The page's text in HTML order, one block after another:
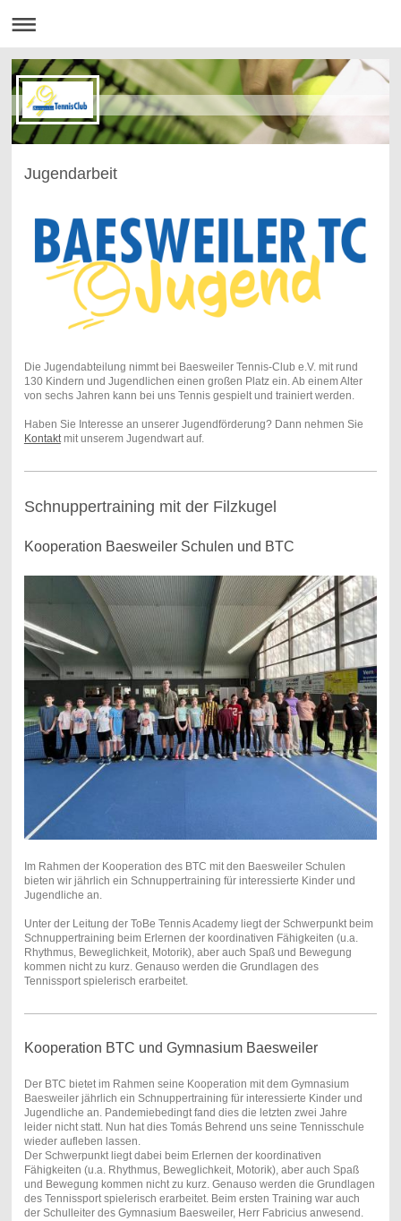
Jugendarbeit
Die Jugendabteilung nimmt bei Baesweiler Tennis-Club e.V. mit rund
130 Kindern und Jugendlichen einen großen Platz ein. Ab einem Alter
von sechs Jahren kann bei uns Tennis gespielt und trainiert werden.
Haben Sie Interesse an unserer Jugendförderung? Dann nehmen Sie
Kontaktmit unserem Jugendwart auf.
Schnuppertraining mit der Filzkugel
Kooperation Baesweiler Schulen und BTC
Im Rahmen der Kooperation des BTC mit den Baesweiler Schulen
bieten wir jährlich ein Schnuppertraining für interessierte Kinder und
Jugendliche an.
Unter der Leitung der ToBe Tennis Academy liegt der Schwerpunkt beim
Schnuppertraining beim Erlernen der koordinativen Fähigkeiten (u.a.
Rhythmus, Beweglichkeit, Motorik), aber auch Spaß und Bewegung
kommen nicht zu kurz. Genauso werden die Grundlagen des
Tennissport spielerisch erarbeitet.
Kooperation BTC und Gymnasium Baesweiler
Der BTC bietet im Rahmen seine Kooperation mit dem Gymnasium
Baesweiler jährlich ein Schnuppertraining für interessierte Kinder und
Jugendliche an. Pandemiebedingt fand dies die letzten zwei Jahre
leider nicht statt. Nun hat dies Tomás Behrend uns seine Tennisschule
wieder aufleben lassen.
Der Schwerpunkt liegt dabei beim Erlernen der koordinativen
Fähigkeiten (u.a. Rhythmus, Beweglichkeit, Motorik), aber auch Spaß
und Bewegung kommen nicht zu kurz. Genauso werden die Grundlagen
des Tennissport spielerisch erarbeitet. Beim ersten Training war auch
der Schulleiter des Gymnasium Baesweiler, Herr Fabricius anwesend.